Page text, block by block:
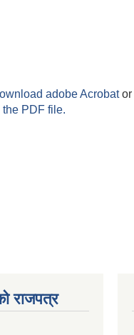
adobe Acrobator
PDF file.
राजपत्र